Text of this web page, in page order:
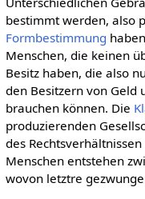
bestimmt werden, also
Formbestimmung
Menschen, die keinen
Besitz haben, die also
den Besitzern von Geld
brauchen können. Die
produzierenden
des
Menschen entstehen
wovon letztre